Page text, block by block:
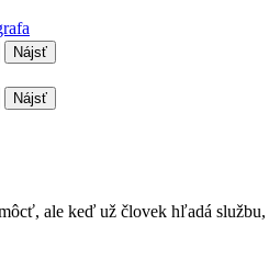
Nájsť
Nájsť
ale keď už človek hľadá službu,